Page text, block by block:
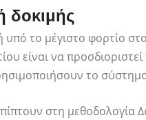
δοκιμής
το μέγιστο φορτίο
είναι να
το
στη μεθοδολογία